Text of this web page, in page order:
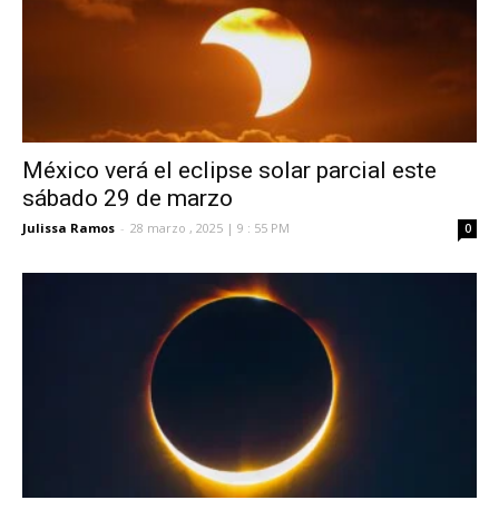
México verá el eclipse solar parcial este
sábado 29 de marzo
Julissa Ramos - 28 marzo , 2025 | 9 : 55 PM 0